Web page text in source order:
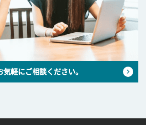
軽にご相談ください。